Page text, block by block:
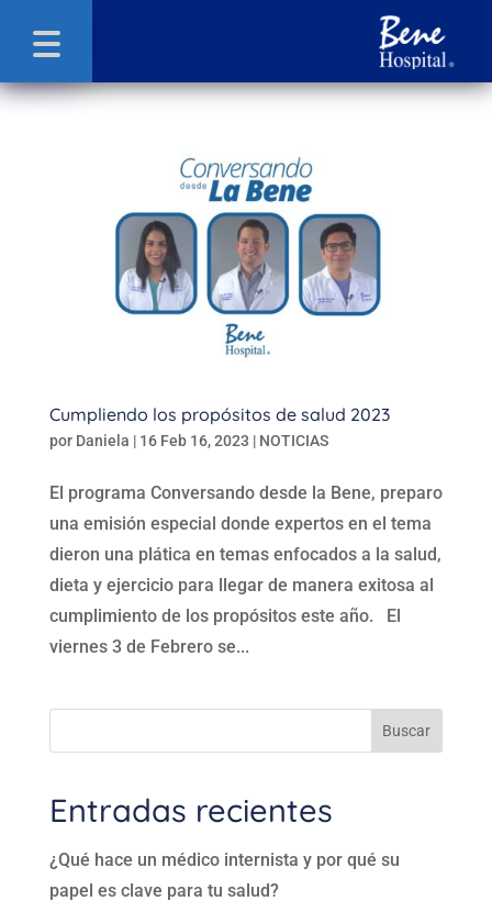
Cumpliendo los propósitos de salud 2023
por Daniela | 16 Feb 16, 2023 | NOTICIAS
El programa Conversando desde la Bene, preparo
una emisión especial donde expertos en el tema
dieron una plática en temas enfocados a la salud,
dieta y ejercicio para llegar de manera exitosa al
cumplimiento de los propósitos este año. El
viernes 3 de Febrero se...
Buscar
Entradas recientes
¿Qué hace un médico internista y por qué su
papel es clave para tu salud?